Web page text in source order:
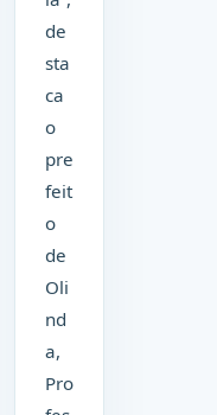
de
sta
ca
o
pre
feit
o
de
Oli
nd
a,
Pro